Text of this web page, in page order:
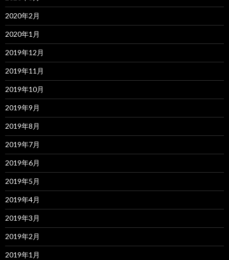
2020年2月
2020年1月
2019年12月
2019年11月
2019年10月
2019年9月
2019年8月
2019年7月
2019年6月
2019年5月
2019年4月
2019年3月
2019年2月
2019年1月